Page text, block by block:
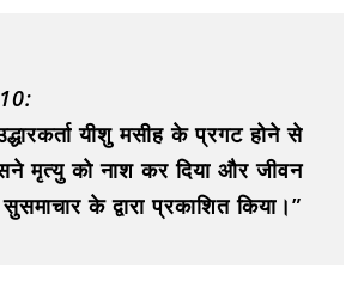
यीशु मसीह के प्रगट होने से
मृत्यु को नाश कर दिया और जीवन
के द्वारा प्रकाशित किया।”